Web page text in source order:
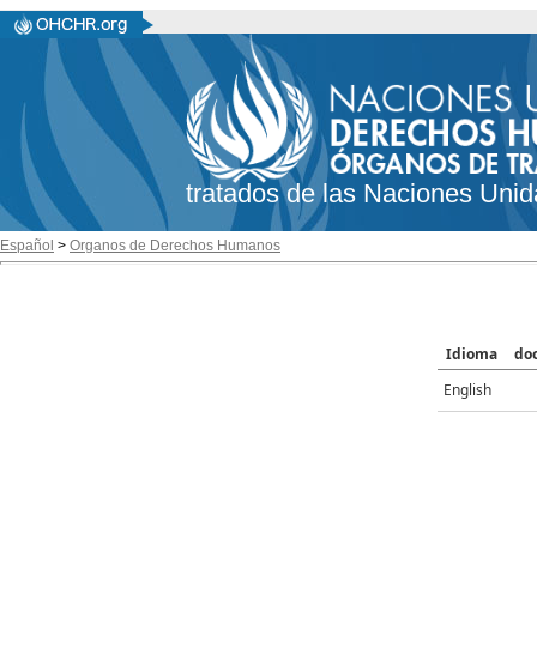
tratados de las Naciones
Español > Organos de Derechos Humanos
Idioma
English